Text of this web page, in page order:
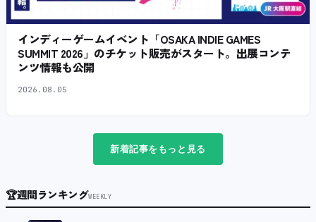
インディーゲームイベント「OSAKA INDIE GAMES
SUMMIT 2026」のチケット販売がスタート。出展コンテ
ンツ情報も公開
2026.08.05
新着記事をもっと見る
🏆週間ランキングWEEKLY